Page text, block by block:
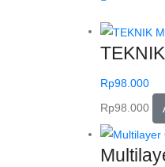
Rp98.000
Rp98.000